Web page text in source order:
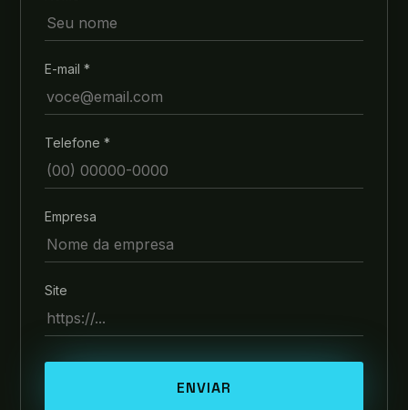
E-mail *
Telefone *
Empresa
Site
ENVIAR